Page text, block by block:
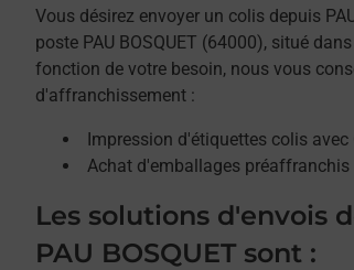
Vous désirez envoyer un colis depuis
poste PAU BOSQUET (64000), situé
fonction de votre besoin, nous vous
d'affranchissement :
Impression d'étiquettes colis
Achat d'emballages
Les solutions d'envois
PAU BOSQUET sont :